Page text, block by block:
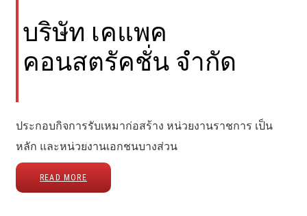
บริษัท เคแพค
คอนสตรัคชั่น จำกัด
ประกอบกิจการรับเหมาก่อสร้าง หน่วยงานราชการ เป็น
หลัก และหน่วยงานเอกชนบางส่วน
READ MORE